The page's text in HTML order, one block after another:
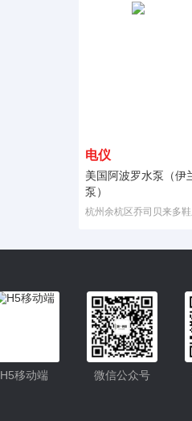
电仪
美国阿波罗水泵（伊
泵）
杭州余杭区乔司贝来多
微信公众号
H5移动端
小程序更便